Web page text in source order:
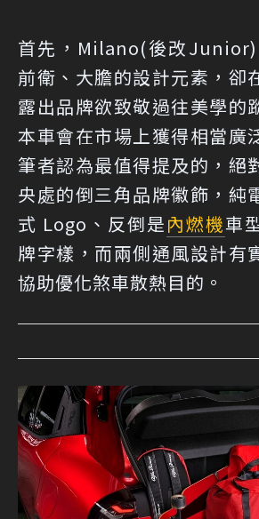
首先，Milano(後改Junior)
前衛、大膽的設計元素，卻
露出品牌欲致敬過往美學的
本車會在市場上獲得相當廣
筆者認為最值得提及的，絕
央處的倒三角品牌徽飾，純
式 Logo、反倒是內燃機車
牌字樣，而兩側通風設計有
協助優化煞車散熱目的。